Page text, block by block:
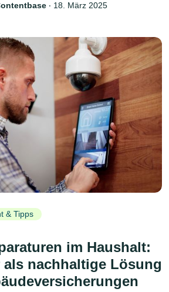
‧ 18. März 2025
& Tipps
im Haushalt:
als nachhaltige Lösung